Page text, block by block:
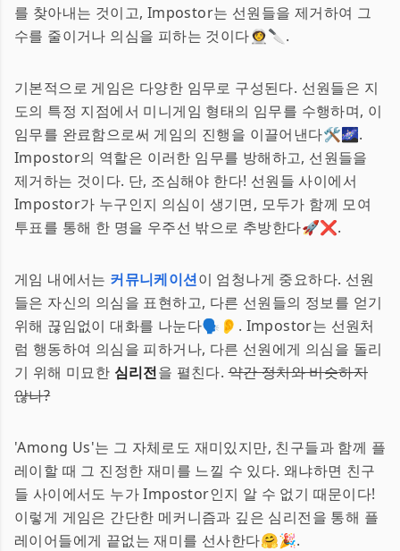
를 찾아내는 것이고, Impostor는 선원들을 제거하여 그
수를 줄이거나 의심을 피하는 것이다👩‍🚀🔪.
기본적으로 게임은 다양한 임무로 구성된다. 선원들은 지
도의 특정 지점에서 미니게임 형태의 임무를 수행하며, 이
임무를 완료함으로써 게임의 진행을 이끌어낸다🛠️🌌.
Impostor의 역할은 이러한 임무를 방해하고, 선원들을
제거하는 것이다. 단, 조심해야 한다! 선원들 사이에서
Impostor가 누구인지 의심이 생기면, 모두가 함께 모여
투표를 통해 한 명을 우주선 밖으로 추방한다🚀❌.
게임 내에서는 커뮤니케이션이 엄청나게 중요하다. 선원
들은 자신의 의심을 표현하고, 다른 선원들의 정보를 얻기
위해 끊임없이 대화를 나눈다🗣️👂. Impostor는 선원처
럼 행동하여 의심을 피하거나, 다른 선원에게 의심을 돌리
기 위해 미묘한 심리전을 펼친다.약간 정치와 비슷하지
않나?
'Among Us'는 그 자체로도 재미있지만, 친구들과 함께 플
레이할 때 그 진정한 재미를 느낄 수 있다. 왜냐하면 친구
들 사이에서도 누가 Impostor인지 알 수 없기 때문이다!
이렇게 게임은 간단한 메커니즘과 깊은 심리전을 통해 플
레이어들에게 끝없는 재미를 선사한다🤗🎉.